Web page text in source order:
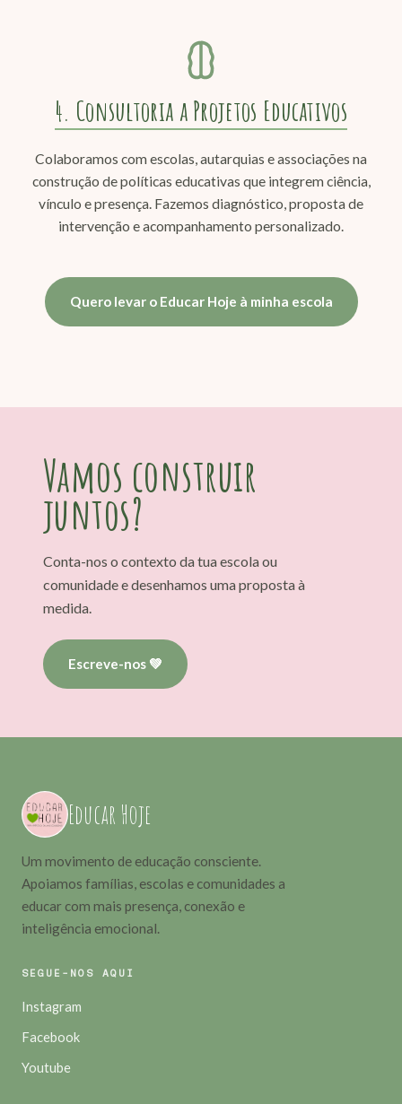
4. Consultoria a Projetos Educativos
Colaboramos com escolas, autarquias e associações na
construção de políticas educativas que integrem ciência,
vínculo e presença. Fazemos diagnóstico, proposta de
intervenção e acompanhamento personalizado.
Quero levar o Educar Hoje à minha escola
Vamos construir
juntos?
Conta-nos o contexto da tua escola ou
comunidade e desenhamos uma proposta à
medida.
Escreve-nos 💚
Educar Hoje
Um movimento de educação consciente.
Apoiamos famílias, escolas e comunidades a
educar com mais presença, conexão e
inteligência emocional.
SEGUE-NOS AQUI
Instagram
Facebook
Youtube